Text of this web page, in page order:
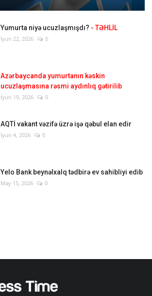
Yumurta niyə ucuzlaşmışdı? - TƏHLİL
İyun 22, 2026 0
Azərbaycanda yumurtanın kəskin
ucuzlaşmasına rəsmi aydınlıq gətirilib
İyun 19, 2026 0
AQTİ vakant vəzifə üzrə işə qəbul elan edir
İyun 4, 2026 0
Yelo Bank beynəlxalq tədbirə ev sahibliyi edib
May 15, 2026 0